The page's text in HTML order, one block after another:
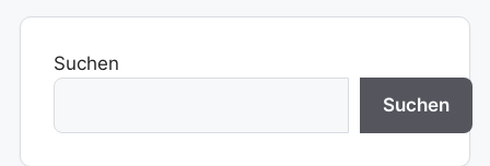
Suchen
Suchen